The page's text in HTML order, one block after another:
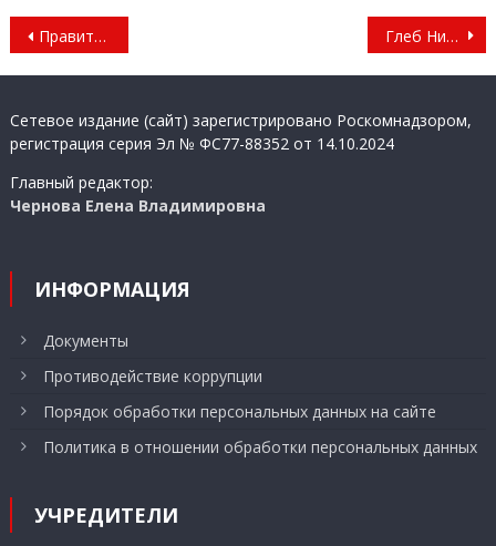
Навигация
по
Правительство РФ поддержало законопроект, упрощающий получение статуса резидента ОЭЗ Глеб Никитин: «Поддержка нижегородцев очень важна для олимпийцев»
Сетевое издание (сайт) зарегистрировано Роскомнадзором,
регистрация серия Эл № ФС77-88352 от 14.10.2024
Главный редактор:
Чернова Елена Владимировна
ИНФОРМАЦИЯ
Документы
Противодействие коррупции
Порядок обработки персональных данных на сайте
Политика в отношении обработки персональных данных
УЧРЕДИТЕЛИ